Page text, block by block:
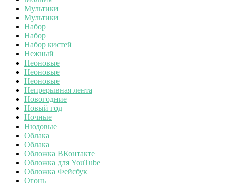
Мультики
Мультики
Набор
Набор
Набор кистей
Нежный
Неоновые
Неоновые
Неоновые
Непрерывная лента
Новогодние
Новый год
Ночные
Нюдовые
Облака
Облака
Обложка ВКонтакте
Обложка для YouTube
Обложка Фейсбук
Огонь